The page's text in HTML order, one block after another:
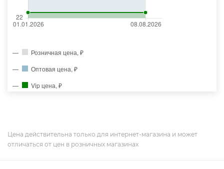
Розничная цена, ₽
Оптовая цена, ₽
Vip цена, ₽
Цена действительна только для интернет-магазина и может
отличаться от цен в розничных магазинах